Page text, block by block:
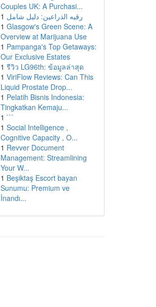
Couples UK: A Purchasi...
1 رقيه الذراعين: دليل شامل
1 Glasgow's Green Scene: A
Overview at Marijuana Use
1 Pampanga's Top Getaways:
Our Exclusive Estates
1 รีวิว LG96th: ข้อมูลล่าสุด
1 ViriFlow Reviews: Can This
Liquid Prostate Drop...
1 Pelatih Bisnis Indonesia:
Tingkatkan Kemaju...
1 ```
1 Social Intelligence ,
Cognitive Capacity , O...
1 Revver Document
Management: Streamlining
Your W...
1 Beşiktaş Escort bayan
Sunumu: Premium ve
İnandı...